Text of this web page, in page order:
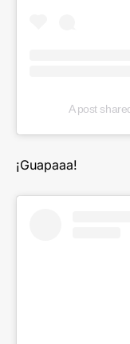
A post
¡Guapaaa!